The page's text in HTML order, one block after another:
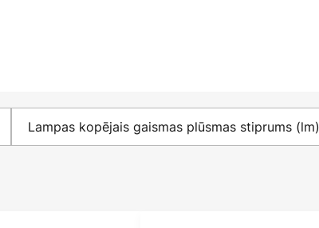
Lampas kopējais gaismas plūsmas stiprums (lm)